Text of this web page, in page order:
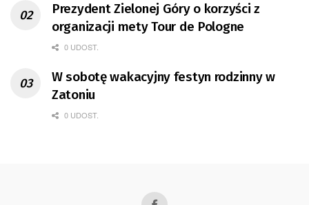
Prezydent Zielonej Góry o korzyści z
organizacji mety Tour de Pologne
0 UDOST.
W sobotę wakacyjny festyn rodzinny w
Zatoniu
0 UDOST.